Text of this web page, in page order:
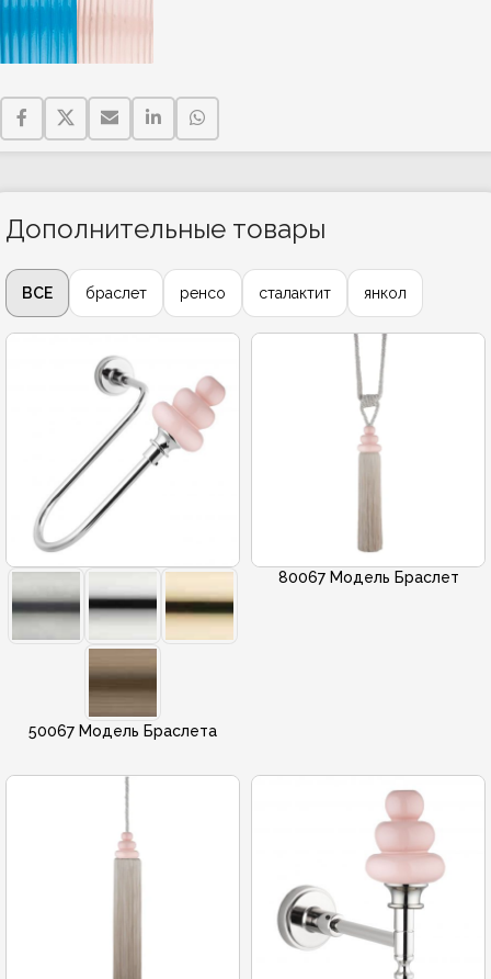
Дополнительные товары
ВСЕ браслет ренсо сталактит янкол
50067 Модель Браслета
80067 Модель Браслет